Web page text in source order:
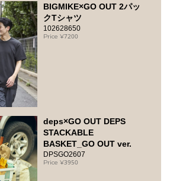
BIGMIKE×GO OUT 2パッ
クTシャツ
102628650
7200
deps×GO OUT DEPS
STACKABLE
BASKET_GO OUT ver.
DPSGO2607
3950